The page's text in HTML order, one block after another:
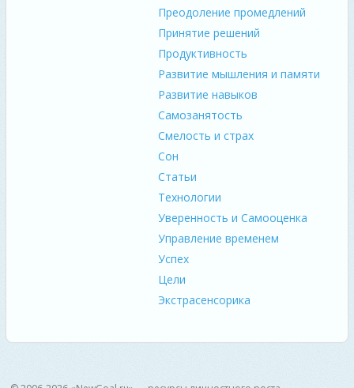
Преодоление промедлений
Принятие решений
Продуктивность
Развитие мышления и памяти
Развитие навыков
Самозанятость
Смелость и страх
Сон
Статьи
Технологии
Уверенность и Самооценка
Управление временем
Успех
Цели
Экстрасенсорика